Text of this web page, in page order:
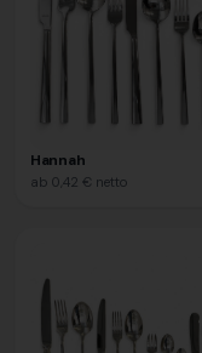
Hannah
ab 0,42 € netto